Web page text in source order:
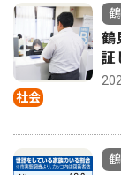
社会
鶴
証